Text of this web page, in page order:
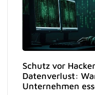
Schutz vor
Datenverlust:
Unternehmen